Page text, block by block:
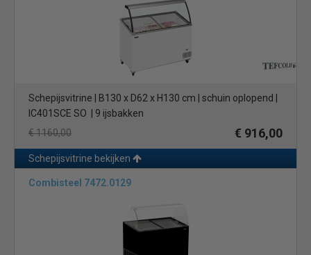
Schepijsvitrine | B130 x D62 x H130 cm | schuin oplopend |
IC401SCE SO | 9 ijsbakken
€ 1160,00
€ 916,00
Schepijsvitrine bekijken
Combisteel 7472.0129